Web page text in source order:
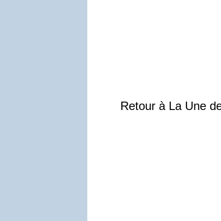
Retour à La Une